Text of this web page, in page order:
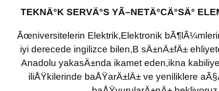
TEKNÄ°K SERVÄ°S YÃ–NETÄ°CÄ°SÄ°
Ãœniversitelerin Elektrik,Elektronik
iyi derecede ingilizce bilen,B sÄ±nÄ±fÄ±
Anadolu yakasÄ±nda ikamet eden,ikna
iliÅŸkilerinde baÅŸarÄ±lÄ± ve yeniliklere